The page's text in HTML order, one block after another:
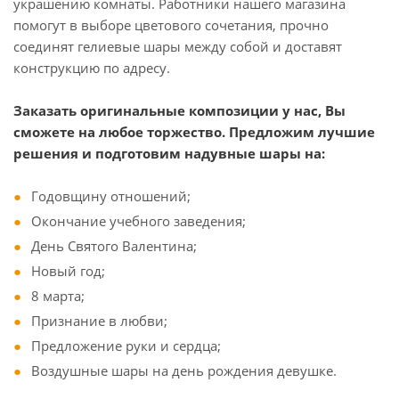
украшению комнаты. Работники нашего магазина
помогут в выборе цветового сочетания, прочно
соединят гелиевые шары между собой и доставят
конструкцию по адресу.
Заказать оригинальные композиции у нас, Вы
сможете на любое торжество. Предложим лучшие
решения и подготовим надувные шары на:
Годовщину отношений;
Окончание учебного заведения;
День Святого Валентина;
Новый год;
8 марта;
Признание в любви;
Предложение руки и сердца;
Воздушные шары на день рождения девушке.